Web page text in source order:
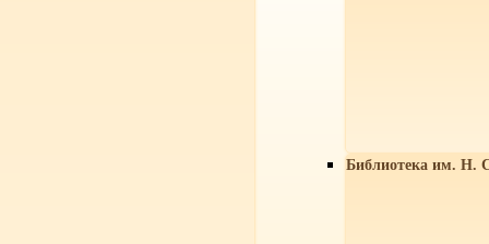
Библиотека им. Н.